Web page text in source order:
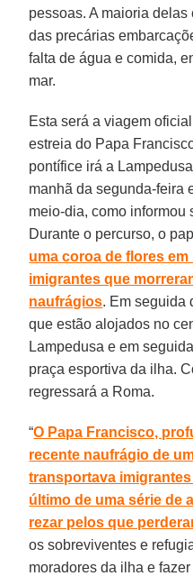
pessoas. A maioria
das precárias
falta de água e comida,
mar.
Esta será a viagem
estreia do Papa
pontífice irá a
manhã da segunda-feira
meio-dia, como informou
Durante o percurso, o
uma coroa de flores
imigrantes que
naufrágios. Em seguida
que estão alojados no
Lampedusa e em
praça esportiva da ilha.
regressará a Roma.
“O Papa Francisco,
recente naufrágio de
transportava
último de uma série de
rezar pelos que
os sobreviventes e
moradores da ilha e